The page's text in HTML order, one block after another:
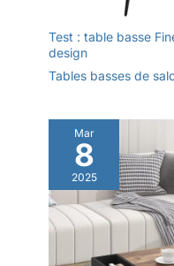
Test : table basse
design
Tables basses de
Mar
8
2025